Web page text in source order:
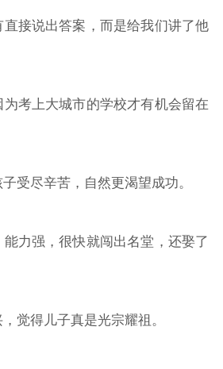
接说出答案，而是给我们讲了他
考上大城市的学校才有机会留在
受尽辛苦，自然更渴望成功。
力强，很快就闯出名堂，还娶了
觉得儿子真是光宗耀祖。